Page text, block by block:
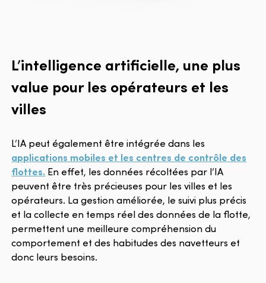
L’intelligence artificielle, une plus
value pour les opérateurs et les
villes
L’IA peut également être intégrée dans les
applications mobiles et les centres de contrôle des
flottes. En effet, les données récoltées par l’IA
peuvent être très précieuses pour les villes et les
opérateurs. La gestion améliorée, le suivi plus précis
et la collecte en temps réel des données de la flotte,
permettent une meilleure compréhension du
comportement et des habitudes des navetteurs et
donc leurs besoins.